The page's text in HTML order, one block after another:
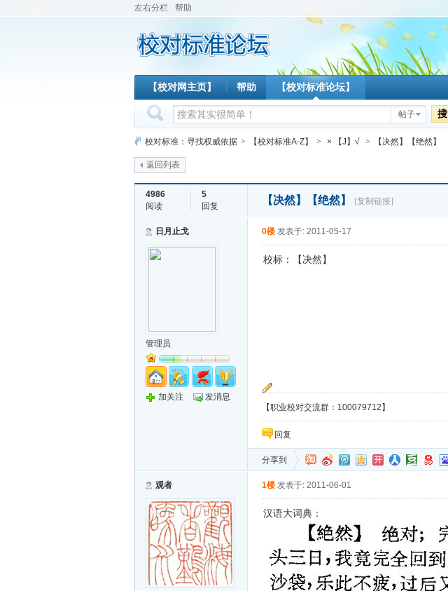
左右分栏 帮助
【校对网主页】 帮助 【校对标准论坛】
帖子
校对标准：寻找权威依据 > 【校对标准A-Z】 > × 【J】√ > 【决然】【绝然】
返回列表
4986
阅读
5
回复
【决然】【绝然】 [复制链接]
日月止戈
管理员
加关注 发消息
0楼 发表于: 2011-05-17
校标：【决然】
【职业校对交流群：100079712】
回复
分享到
观者 1楼 发表于: 2011-06-01
汉语大词典：